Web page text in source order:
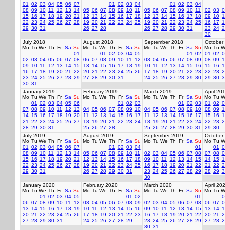
01
02 03 04 05 06 07
08 09 10 11 12 13
14
15 16 17 18 19 20 21
22 23 24 25 26 27 28
29 30 31
01
02 03 04
05 06 07 08 09 10 11
12
13 14 15 16 17
18
19 20 21 22 23 24 25
26 27 28
01
02 03 04
05 06 07 08 09 10 11
12
13 14 15 16 17
18
19 20 21 22 23 24 25
26 27 28 29 30 31
02 03
09
10
16
17
23 24
30
July 2018
Mo Tu We Th Fr Sa Su
01
02 03 04 05 06 07 08
09
10 11 12 13 14 15
16
17 18 19 20 21
22
23 24 25 26 27 28 29
30 31
August 2018
Mo Tu We Th Fr Sa Su
01
02 03 04 05
06 07 08 09 10 11
12
13
14 15 16 17 18
19
20 21 22 23 24 25 26
27 28 29 30 31
September 2018
Mo Tu We Th Fr Sa Su
01
02
03 04 05 06 07 08 09
10 11 12 13 14 15 16
17
18 19 20 21 22 23
24 25 26 27 28 29 30
October
Mo Tu
01
02
08 09
15 16
22 23
29 30
January 2019
Mo Tu We Th Fr Sa Su
01
02 03 04 05 06
07 08 09 10 11 12
13
14 15 16 17 18 19 20
21
22 23 24 25 26 27
28 29 30 31
February 2019
Mo Tu We Th Fr Sa Su
01
02 03
04 05 06 07 08 09
10
11
12 13 14 15 16
17
18
19 20 21 22 23 24
25 26 27 28
March 2019
Mo Tu We Th Fr Sa Su
01
02 03
04 05 06 07 08 09
10
11
12 13 14 15 16
17
18
19 20 21 22 23 24
25 26 27 28 29 30 31
April
Mo Tu
01
02
08 09
15 16
22 23
29 30
July 2019
Mo Tu We Th Fr Sa Su
01
02 03 04 05 06 07
08 09 10 11 12 13
14
15 16 17 18 19 20 21
22 23 24 25 26 27 28
29 30 31
August 2019
Mo Tu We Th Fr Sa Su
01
02 03 04
05 06 07 08 09 10 11
12
13 14 15 16 17
18
19 20 21 22 23 24 25
26 27 28 29 30 31
September 2019
Mo Tu We Th Fr Sa Su
01
02 03 04 05 06 07 08
09
10 11 12 13 14 15
16
17 18 19 20 21
22
23 24 25 26 27 28 29
30
October
Mo Tu
01
07 08
14 15
21
22
28 29
January 2020
Mo Tu We Th Fr Sa Su
01
02 03 04 05
06 07 08 09 10 11
12
13
14 15 16 17 18
19
20 21 22 23 24 25 26
27 28 29 30 31
February 2020
Mo Tu We Th Fr Sa Su
01
02
03 04 05 06 07 08 09
10 11 12 13 14 15 16
17
18 19 20 21 22 23
24 25 26 27 28 29
March 2020
Mo Tu We Th Fr Sa Su
01
02 03 04 05 06 07 08
09
10 11 12 13 14 15
16
17 18 19 20 21
22
23 24 25 26 27 28 29
30 31
April
Mo Tu
06 07
13
14
20 21
27 28